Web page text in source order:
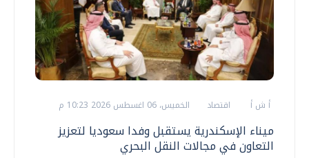
أ ش أ اقتصاد الخميس، 06 اغسطس 2026 10:23 م
ميناء الإسكندرية يستقبل وفدا سعوديا لتعزيز
التعاون في مجالات النقل البحري